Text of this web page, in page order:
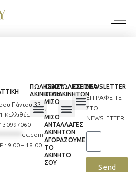
Πάντου 33
Καλλιθέα
dc.com
9.00 – 18.00
ΠΩΛΗΣΕΙΣ
ΑΚΙΝΗΤΩΝ
CRAZY
DEAL
ΜΙΣΟ
-
ΜΙΣΟ
ΑΝΤΑΛΛΑΓΕΣ
ΑΚΙΝΗΤΩΝ
ΑΓΟΡΑΖΟΥΜΕ
ΤΟ
ΑΚΙΝΗΤΟ
ΣΟΥ
ΠΩΛΗΣΕΙΣ
ΑΚΙΝΗΤΩΝ
ΣΧΕΤΙΚΑNEWSLETTER
ΕΓΓΡΑΦΕΊΤΕ
ΣΤΟ
NEWSLETTER
Send